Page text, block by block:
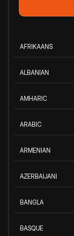
AFRIKAANS
ALBANIAN
AMHARIC
ARABIC
ARMENIAN
AZERBAIJANI
BANGLA
BASQUE